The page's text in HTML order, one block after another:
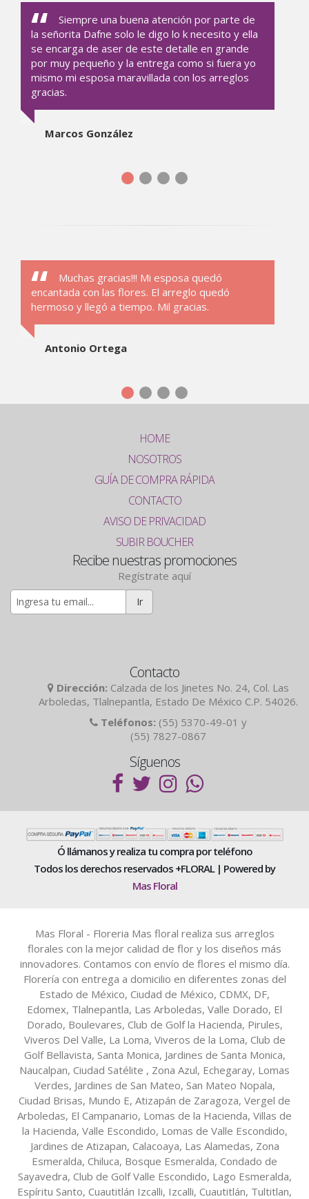
Siempre una buena atención por parte de
la señorita Dafne solo le digo lo k necesito y ella
se encarga de aser de este detalle en grande
por muy pequeño y la entrega como si fuera yo
mismo mi esposa maravillada con los arreglos
gracias.
Marcos González
Muchas gracias!!! Mi esposa quedó
encantada con las flores. El arreglo quedó
hermoso y llegó a tiempo. Mil gracias.
Antonio Ortega
HOME
NOSOTROS
GUÍA DE COMPRA RÁPIDA
CONTACTO
AVISO DE PRIVACIDAD
SUBIR BOUCHER
Recibe nuestras promociones
Regístrate aquí
Ir
Contacto
Dirección: Calzada de los Jinetes No. 24, Col. Las
Arboledas, Tlalnepantla, Estado De México C.P. 54026.
Teléfonos: (55) 5370-49-01 y
(55) 7827-0867
Síguenos
Ó llámanos y realiza tu compra por teléfono
Todos los derechos reservados +FLORAL | Powered by
Mas Floral
Mas Floral - Floreria Mas floral realiza sus arreglos
florales con la mejor calidad de flor y los diseños más
innovadores. Contamos con envío de flores el mismo día.
Florería con entrega a domicilio en diferentes zonas del
Estado de México, Ciudad de México, CDMX, DF,
Edomex, Tlalnepantla, Las Arboledas, Valle Dorado, El
Dorado, Boulevares, Club de Golf la Hacienda, Pirules,
Viveros Del Valle, La Loma, Viveros de la Loma, Club de
Golf Bellavista, Santa Monica, Jardines de Santa Monica,
Naucalpan, Ciudad Satélite , Zona Azul, Echegaray, Lomas
Verdes, Jardines de San Mateo, San Mateo Nopala,
Ciudad Brisas, Mundo E, Atizapán de Zaragoza, Vergel de
Arboledas, El Campanario, Lomas de la Hacienda, Villas de
la Hacienda, Valle Escondido, Lomas de Valle Escondido,
Jardines de Atizapan, Calacoaya, Las Alamedas, Zona
Esmeralda, Chiluca, Bosque Esmeralda, Condado de
Sayavedra, Club de Golf Valle Escondido, Lago Esmeralda,
Espíritu Santo, Cuautitlán Izcalli, Izcalli, Cuautitlán, Tultitlan,